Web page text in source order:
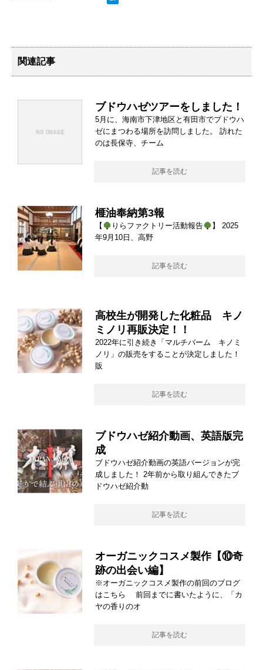
関連記事
ブドウハゼツアーをしました！
5月に、海南市下津地区と有田市でブドウハ
ゼにまつわる場所を訪問しました。 訪れた
のは長保寺、チーム
記事を読む
榧油奉納第3報
【 りらファクトリー活動報告
】 2025
年9月10日、高野
記事を読む
高校生が開発した化粧品 キノ
ミノリ再販決定！！
2022年に引き続き「マルチバーム キノミ
ノリ」の販売をすることが決定しました！
販
記事を読む
ブドウハゼ紹介動画、英語版完
成
ブドウハゼ紹介動画の英語バージョンが完
成しました！ 2年前から取り組んできたブ
ドウハゼ紹介動
記事を読む
オーガニックコスメ製作【⑩奇
跡の出会い編】
※オーガニックコスメ製作の前回のブログ
はこちら 前回までに書いたように、「カ
ヤの香りのオ
記事を読む